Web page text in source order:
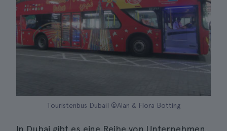
Touristenbus Dubai| ©Alan & Flora Botting
In Dubai gibt es eine Reihe von Unternehmen,